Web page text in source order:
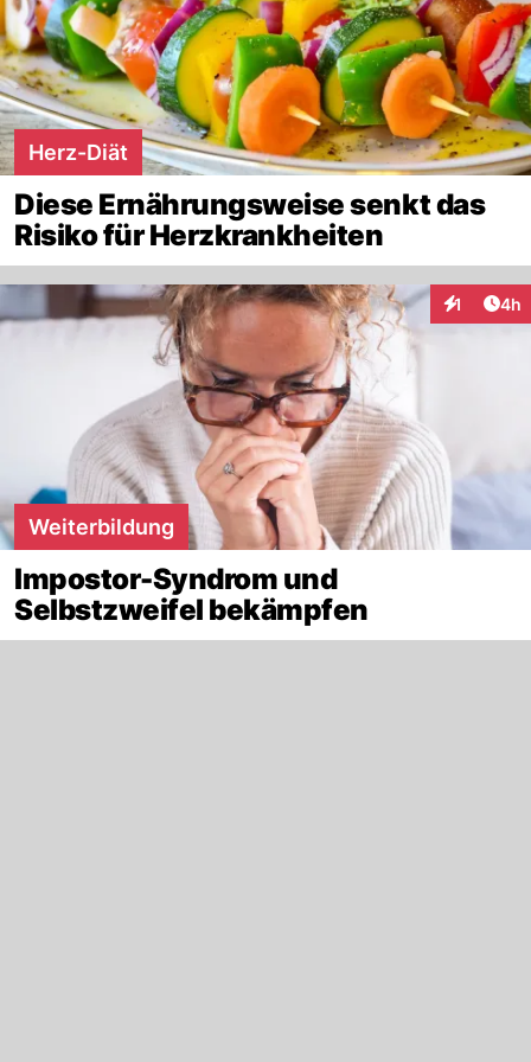
Herz-Diät
Diese Ernährungsweise senkt das
Risiko für Herzkrankheiten
1 4h
Weiterbildung
Impostor-Syndrom und
Selbstzweifel bekämpfen